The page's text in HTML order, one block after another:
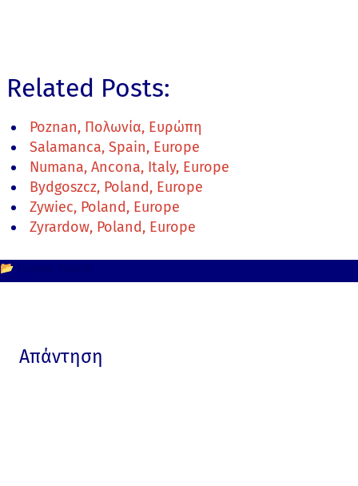
Related Posts:
Poznan, Πολωνία, Ευρώπη
Salamanca, Spain, Europe
Numana, Ancona, Italy, Europe
Bydgoszcz, Poland, Europe
Zywiec, Poland, Europe
Zyrardow, Poland, Europe
📂
Απάντηση